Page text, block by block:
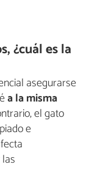
¿cuál es la
asegurarse
a la misma
el gato
e